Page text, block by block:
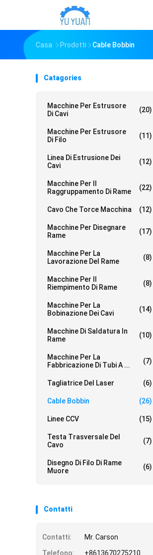
Casa Prodotti Cable Bobbin
Catagories
Macchine Per Estrusore
Di Cavi
(20)
Macchine Per Estrusore
Di Filo
(11)
Linea Di Estrusione Dei
Cavi
(12)
Macchine Per Il
Raggruppamento Di Rame
(22)
Cavo Che Torce Macchina (12)
Macchine Per Disegnare
Rame
(17)
Macchine Per La
Lavorazione Del Rame
(8)
Macchine Per Il
Riempimento Di Rame
(8)
Macchine Per La
Bobinazione Dei Cavi
(14)
Macchine Di Saldatura In
Rame
(10)
Macchine Per La
Fabbricazione Di Tubi A ...
(7)
Tagliatrice Del Laser (6)
Cable Bobbin (26)
Linee CCV (15)
Testa Trasversale Del
Cavo
(7)
Disegno Di Filo Di Rame
Muore
(6)
Contatti
Contatti:
Mr. Carson
Telefono:
+8613670275210